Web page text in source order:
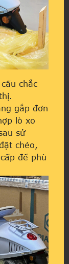
chắc
gắp đơn
lò xo
sử
chéo,
để phù